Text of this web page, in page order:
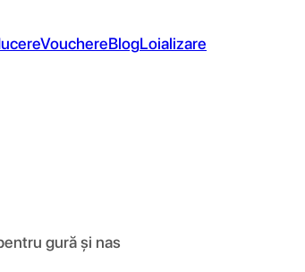
VouchereBlogLoializare
gură și nas